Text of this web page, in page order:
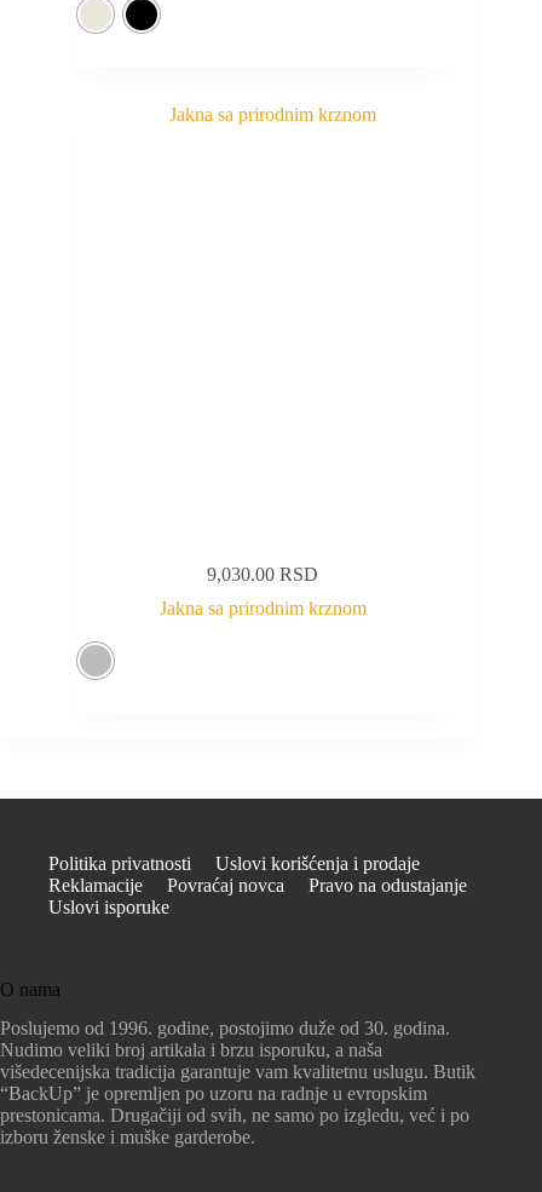
9,030.00RSD
Jakna sa prirodnim krznom
Politika privatnosti
Uslovi korišćenja i prodaje
Reklamacije
Povraćaj novca
Pravo na odustajanje
Uslovi isporuke
O nama
Poslujemo od 1996. godine, postojimo duže od 30. godina.
Nudimo veliki broj artikala i brzu isporuku, a naša
višedecenijska tradicija garantuje vam kvalitetnu uslugu. Butik
“BackUp” je opremljen po uzoru na radnje u evropskim
prestonicama. Drugačiji od svih, ne samo po izgledu, već i po
izboru ženske i muške garderobe.